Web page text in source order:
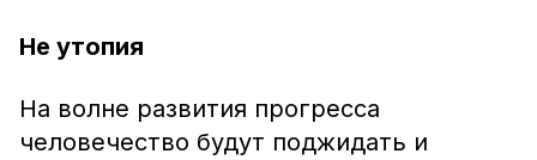
Не утопия
На волне развития прогресса
человечество будут поджидать и